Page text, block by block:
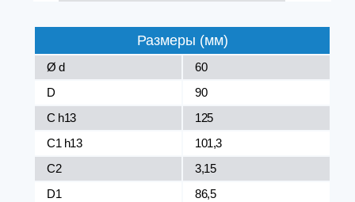
Размеры (мм)
Ø d
60
D
90
C h13
125
C1 h13
101,3
C2
3,15
D1
86,5